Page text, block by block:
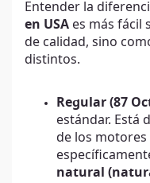
Entender la
en USA es más fácil
de calidad, sino
distintos.
Regular (87
estándar. Está
de los motores
natural